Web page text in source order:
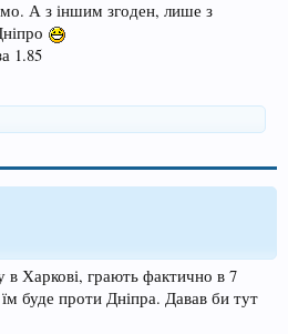
А з іншим згоден, лише з
1.85
в Харкові, грають фактично в 7
буде проти Дніпра. Давав би тут